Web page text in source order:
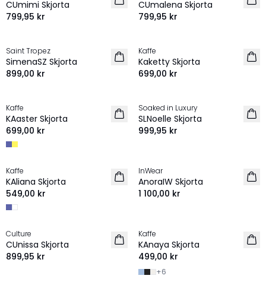
CUmimi Skjorta
799,95 kr
CUmalena Skjorta
799,95 kr
NYHET
Saint Tropez
SimenaSZ Skjorta
899,00 kr
NYHET
Kaffe
Kaketty Skjorta
699,00 kr
NYHET
Kaffe
KAaster Skjorta
699,00 kr
NYHET
Soaked in Luxury
SLNoelle Skjorta
999,95 kr
NYHET
Kaffe
KAliana Skjorta
549,00 kr
NYHET
InWear
AnoraIW Skjorta
1 100,00 kr
NYHET
Culture
CUnissa Skjorta
899,95 kr
Kaffe
KAnaya Skjorta
499,00 kr
+6
-20%